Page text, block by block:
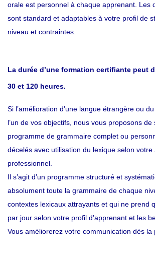
orale est personnel à chaque apprenant. Les
sont standard et adaptables à votre profil de
niveau et contraintes.
La durée d’une formation certifiante peut
30 et 120 heures.
Si l’amélioration d’une langue étrangère ou
l’un de vos objectifs, nous vous proposons de
programme de grammaire complet ou
décelés avec utilisation du lexique selon
professionnel.
Il s’agit d’un programme structuré et
absolument toute la grammaire de chaque
contextes lexicaux attrayants et qui ne prend
par jour selon votre profil d’apprenant et les
Vous améliorerez votre communication dès la